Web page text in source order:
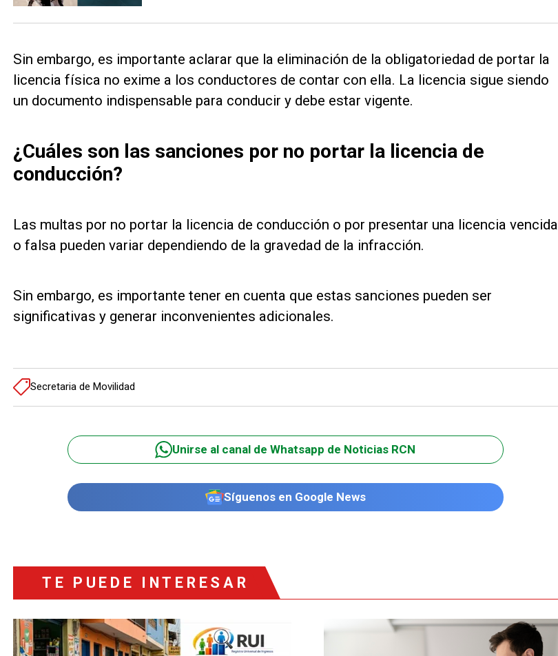
Sin embargo, es importante aclarar que la eliminación de la obligatoriedad de portar la
licencia física no exime a los conductores de contar con ella. La licencia sigue siendo
un documento indispensable para conducir y debe estar vigente.
¿Cuáles son las sanciones por no portar la licencia de
conducción?
Las multas por no portar la licencia de conducción o por presentar una licencia vencida
o falsa pueden variar dependiendo de la gravedad de la infracción.
Sin embargo, es importante tener en cuenta que estas sanciones pueden ser
significativas y generar inconvenientes adicionales.
Secretaria de Movilidad
Unirse al canal de Whatsapp de Noticias RCN
Síguenos en Google News
TE PUEDE INTERESAR